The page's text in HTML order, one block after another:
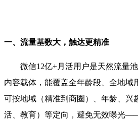
一、流量基数大，触达更精准
微信12亿+月活用户是天然流量
内容载体，能覆盖全年龄段、全地域
可按地域（精准到商圈）、年龄、兴
活、教育）等定向，避免无效曝光